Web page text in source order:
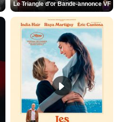
Le Triangle d'or Bande-annonce VF